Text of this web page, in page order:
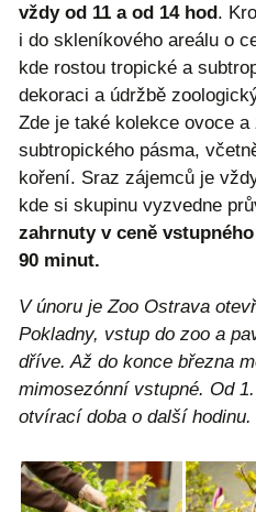
vždy od 11 a od 14 hod.
i do skleníkového areálu o
kde rostou tropické a
dekoraci a údržbě
Zde je také kolekce ovoce
subtropického pásma,
koření. Sraz zájemců je
kde si skupinu vyzvedne
zahrnuty v ceně
90 minut.
V únoru je Zoo Ostrava
Pokladny, vstup do zoo a
dříve. Až do konce března
mimosezónní vstupné. Od
otvírací doba o další